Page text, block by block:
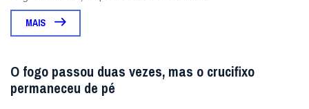
MAIS
O fogo passou duas vezes, mas o crucifixo
permaneceu de pé